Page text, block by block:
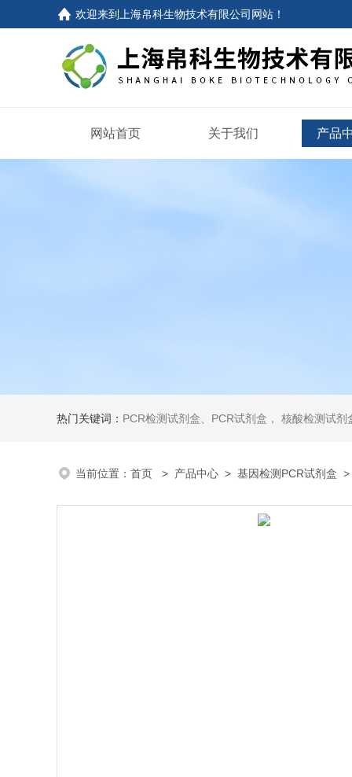
欢迎来到 上海帛科生物技术有限公司网站 ！
网站首页 关于我们 产品
热门关键词： PCR检测试剂盒、PCR试剂盒， 核酸检测试剂盒，荧光定量检测试剂盒，生化试剂盒 ，比色法试剂盒，酶活性检测试剂盒，ELISA试剂盒，酶联免疫检测试剂盒
当前位置： 首页 > 产品中心 > 基因检测PCR试剂盒